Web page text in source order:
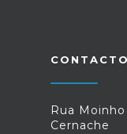
Rua
Cernache